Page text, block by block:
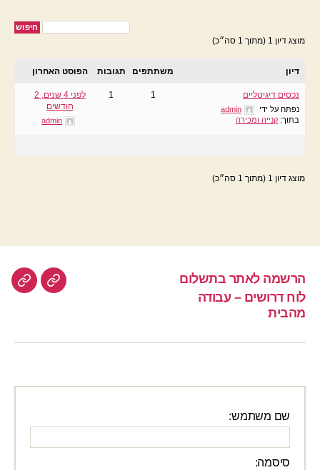
מוצג דיון 1 (מתוך 1 סה״כ)
דיון משתתפים תגובות הפוסט האחרון
נכסים דיגיטליים
נפתח על ידי
admin
בתוך: קנייה ומכירה
1
1
לפני 4 שנים, 2
חודשים
admin
מוצג דיון 1 (מתוך 1 סה״כ)
הרשמה לאתר בתשלום
לוח דרושים – עבודה
מהבית
הרשמה
לוח
שם משתמש:
סיסמה: